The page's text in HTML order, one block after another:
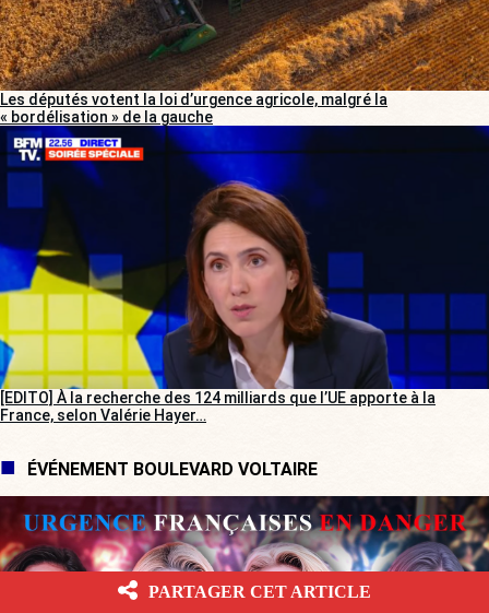
Les députés votent la loi d’urgence agricole, malgré la
« bordélisation » de la gauche
[EDITO] À la recherche des 124 milliards que l’UE apporte à la
France, selon Valérie Hayer…
ÉVÉNEMENT BOULEVARD VOLTAIRE
PARTAGER CET ARTICLE